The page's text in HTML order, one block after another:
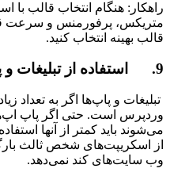
راهکار: هنگام انتخاب قالب با
متریکس، پرفورمنس و سرعت
قالب بهینه انتخاب کنید.
9. استفاده از تبلیغات و پاپ اپ‌ها
تبلیغات و پاپ‌ها اگر به تعداد
وردپرس است. حتی اگر پاپ
می‌شوند باید کمتر از آنها
از اسکریپت‌های شخص ثالث
وب سایت‌های کند نمی‌دهد.